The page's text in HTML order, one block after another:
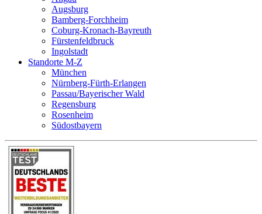
Augsburg
Bamberg-Forchheim
Coburg-Kronach-Bayreuth
Fürstenfeldbruck
Ingolstadt
Standorte M-Z
München
Nürnberg-Fürth-Erlangen
Passau/Bayerischer Wald
Regensburg
Rosenheim
Südostbayern